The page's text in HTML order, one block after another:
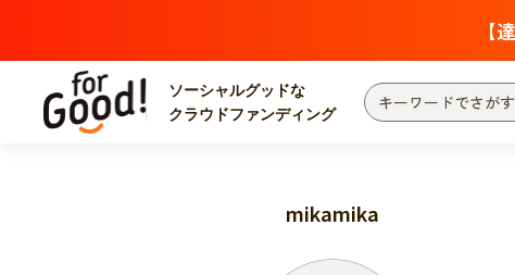
【
ソーシャルグッドな
クラウドファンディング
注目 支
国際協力
mikamika